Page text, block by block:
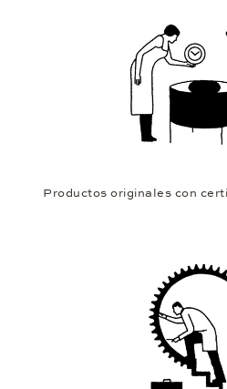
Productos originales con